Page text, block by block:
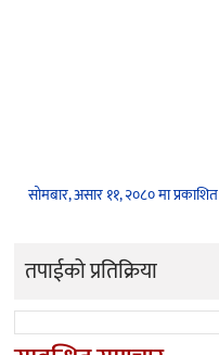
सोमबार, असार ११, २०८० मा प्रकाशित
तपाईको प्रतिक्रिया